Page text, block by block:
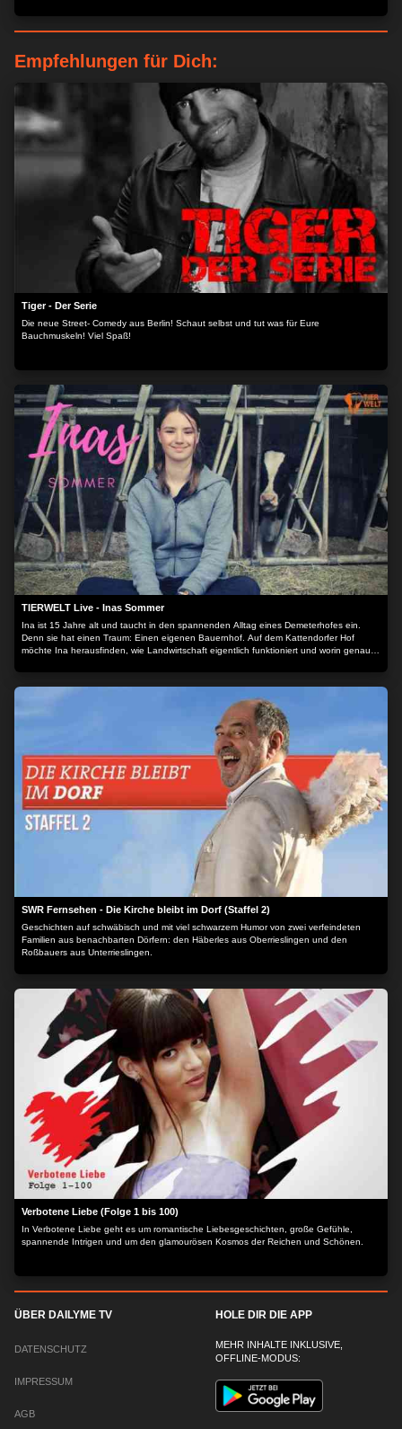
Empfehlungen für Dich:
Tiger - Der Serie
Die neue Street- Comedy aus Berlin! Schaut selbst und tut was für Eure
Bauchmuskeln! Viel Spaß!
TIERWELT Live - Inas Sommer
Ina ist 15 Jahre alt und taucht in den spannenden Alltag eines Demeterhofes ein.
Denn sie hat einen Traum: Einen eigenen Bauernhof. Auf dem Kattendorfer Hof
möchte Ina herausfinden, wie Landwirtschaft eigentlich funktioniert und worin genau
SWR Fernsehen - Die Kirche bleibt im Dorf (Staffel 2)
Geschichten auf schwäbisch und mit viel schwarzem Humor von zwei verfeindeten
Familien aus benachbarten Dörfern: den Häberles aus Oberrieslingen und den
Roßbauers aus Unterrieslingen.
Verbotene Liebe (Folge 1 bis 100)
In Verbotene Liebe geht es um romantische Liebesgeschichten, große Gefühle,
spannende Intrigen und um den glamourösen Kosmos der Reichen und Schönen.
ÜBER DAILYME TV
DATENSCHUTZ
IMPRESSUM
AGB
HOLE DIR DIE APP
MEHR INHALTE INKLUSIVE,
OFFLINE-MODUS: